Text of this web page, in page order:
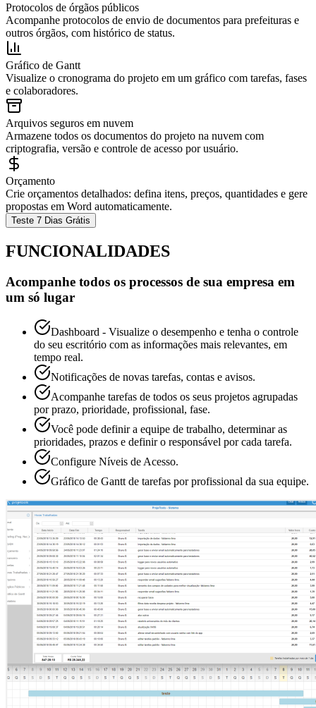
Protocolos de órgãos públicos
Acompanhe protocolos de envio de documentos para prefeituras e
outros órgãos, com histórico de status.
Gráfico de Gantt
Visualize o cronograma do projeto em um gráfico com tarefas, fases
e colaboradores.
Arquivos seguros em nuvem
Armazene todos os documentos do projeto na nuvem com
criptografia, versão e controle de acesso por usuário.
Orçamento
Crie orçamentos detalhados: defina itens, preços, quantidades e gere
propostas em Word automaticamente.
Teste 7 Dias Grátis
FUNCIONALIDADES
Acompanhe todos os processos de sua empresa em
um só lugar
Dashboard - Visualize o desempenho e tenha o controle
do seu escritório com as informações mais relevantes, em
tempo real.
Notificações de novas tarefas, contas e avisos.
Acompanhe tarefas de todos os seus projetos agrupadas
por prazo, prioridade, profissional, fase.
Você pode definir a equipe de trabalho, determinar as
prioridades, prazos e definir o responsável por cada tarefa.
Configure Níveis de Acesso.
Gráfico de Gantt de tarefas por profissional da sua equipe.